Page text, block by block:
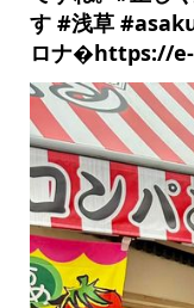
す #浅草
ロナ�https://